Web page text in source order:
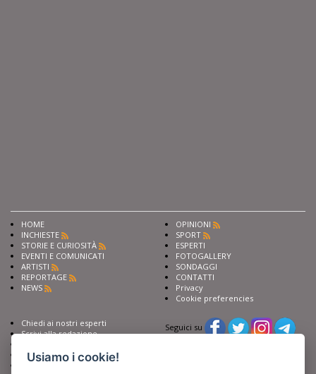
HOME
INCHIESTE
STORIE E CURIOSITÀ
EVENTI E COMUNICATI
ARTISTI
REPORTAGE
NEWS
OPINIONI
SPORT
ESPERTI
FOTOGALLERY
SONDAGGI
CONTATTI
Privacy
Cookie preferencies
Chiedi ai nostri esperti
Scrivi alla redazione
Sostieni Barinedita
Iscriviti al nostro corso di
Seguici su
Usiamo i cookie!